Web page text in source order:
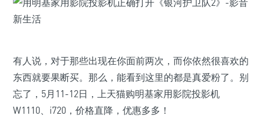
有人说，对于那些出现在你面前两次，而你依然很喜欢的
东西就要果断买。那么，能看到这里的都是真爱粉了。别
忘了，5月11-12日，上天猫购明基家用影院投影机
W1110、i720，价格直降，优惠多多！